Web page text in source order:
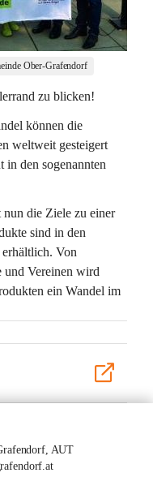
Ober-Grafendorf
zu blicken!
können die
weltweit gesteigert
den sogenannten
die Ziele zu einer
sind in den
Von
und Vereinen wird
ein Wandel im
AUT